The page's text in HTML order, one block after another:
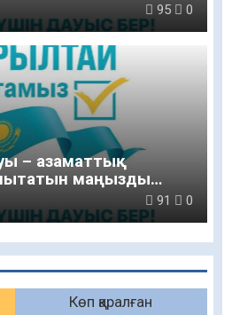
Көп қаралған
95 0
– азаматтық
маңызды
91 0